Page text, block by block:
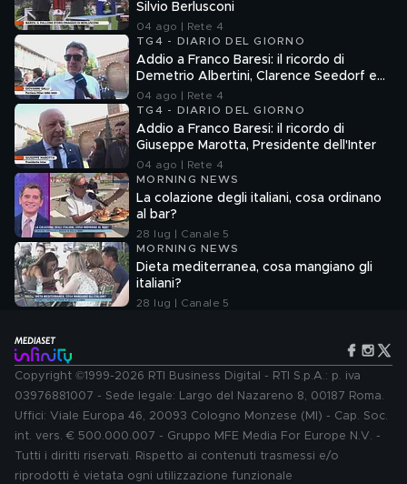
Silvio Berlusconi
04 ago | Rete 4
TG4 - DIARIO DEL GIORNO
Addio a Franco Baresi: il ricordo di
Demetrio Albertini, Clarence Seedorf e
Giovanni Galli
04 ago | Rete 4
TG4 - DIARIO DEL GIORNO
Addio a Franco Baresi: il ricordo di
Giuseppe Marotta, Presidente dell'Inter
04 ago | Rete 4
MORNING NEWS
La colazione degli italiani, cosa ordinano
al bar?
28 lug | Canale 5
MORNING NEWS
Dieta mediterranea, cosa mangiano gli
italiani?
28 lug | Canale 5
Copyright ©1999-2026 RTI Business Digital - RTI S.p.A.: p. iva
03976881007 - Sede legale: Largo del Nazareno 8, 00187 Roma.
Uffici: Viale Europa 46, 20093 Cologno Monzese (MI) - Cap. Soc.
int. vers. € 500.000.007 - Gruppo MFE Media For Europe N.V. -
Tutti i diritti riservati. Rispetto ai contenuti trasmessi e/o
riprodotti è vietata ogni utilizzazione funzionale